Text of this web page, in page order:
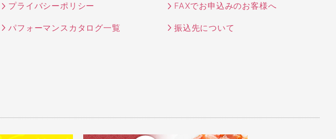
プライバシーポリシー FAXでお申込みのお客様へ
パフォーマンスカタログ一覧 振込先について